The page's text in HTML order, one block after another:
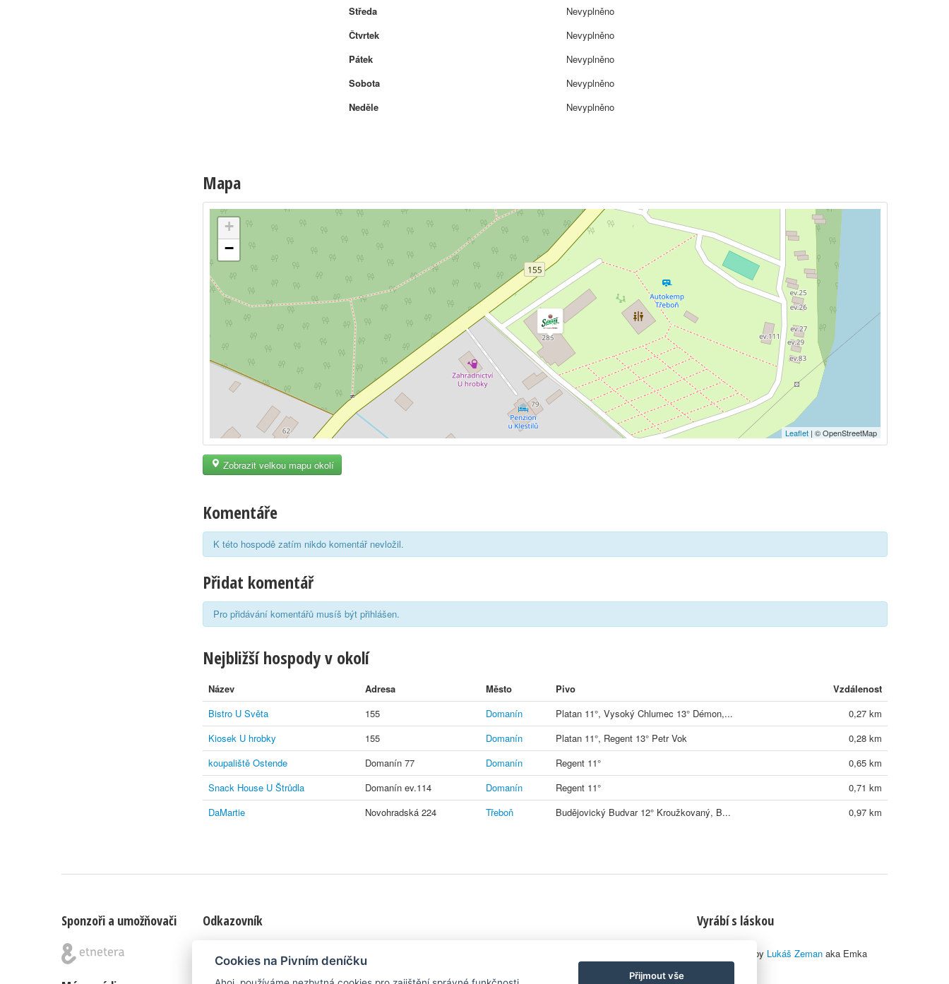
Středa
Nevyplněno
Čtvrtek
Nevyplněno
Pátek
Nevyplněno
Sobota
Nevyplněno
Neděle
Nevyplněno
Mapa
+
−
Leaflet | © OpenStreetMap
Zobrazit velkou mapu okolí
Komentáře
K této hospodě zatím nikdo komentář nevložil.
Přidat komentář
Pro přidávání komentářů musíš být přihlášen.
Nejbližší hospody v okolí
Název Adresa Město Pivo
Vzdálenost
Bistro U Světa
155 Domanín Platan 11°, Vysoký Chlumec 13° Démon,...
0,27 km
Kiosek U hrobky
155 Domanín Platan 11°, Regent 13° Petr Vok
0,28 km
koupaliště Ostende
Domanín 77 Domanín Regent 11°
0,65 km
Snack House U Štrůdla
Domanín ev.114 Domanín Regent 11°
0,71 km
DaMartie
Novohradská 224 Třeboň Budějovický Budvar 12° Kroužkovaný, B... 0,97 km
Sponzoři a umožňovači Odkazovník
Blog Nápady & připomínky | Aplikace pro
Vyrábí s láskou
© 2010–2026 by Lukáš Zeman aka Emka
Cookies na Pivním deníčku
Přijmout vše